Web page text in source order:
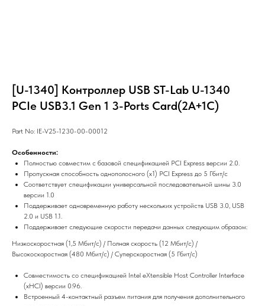
[U-1340] Контроллер USB ST-Lab U-1340
PCIe USB3.1 Gen 1 3-Ports Card(2A+1C)
Part No: IE-V25-1230-00-00012
Особенности:
Полностью совместим с базовой спецификацией PCI Express версии 2.0.
Пропускная способность однополосного (x1) PCI Express до 5 Гбит/с
Соответствует спецификации универсальной последовательной шины 3.0
версии 1.0
Поддерживает одновременную работу нескольких устройств USB 3.0, USB
2.0 и USB 1.1.
Поддерживает следующие скорости передачи данных следующим образом:
Низкоскоростная (1,5 Мбит/с) / Полная скорость (12 Мбит/с) /
Высокоскоростная (480 Мбит/с) / Суперскоростная (5 Гбит/с)
Совместимость со спецификацией Intel eXtensible Host Controller Interface
(xHCI) версии 0.96.
Встроенный 4-контактный разъем питания для получения дополнительного